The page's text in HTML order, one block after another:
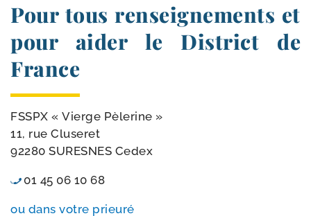
Pour tous renseignements et
pour aider le District de
France
FSSPX « Vierge Pèlerine »
11, rue Cluseret
92280 SURESNES Cedex
01 45 06 10 68
ou dans votre prieuré